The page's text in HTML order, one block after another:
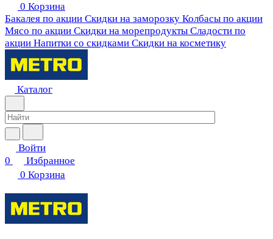
0 Корзина
Бакалея по акции Скидки на заморозку Колбасы по акции
Мясо по акции Скидки на морепродукты Сладости по
акции Напитки со скидками Скидки на косметику
Каталог
Войти
0
Избранное
0 Корзина